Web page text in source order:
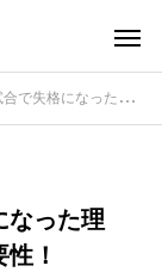
知っておきたいルールの重要性！
なった理
！